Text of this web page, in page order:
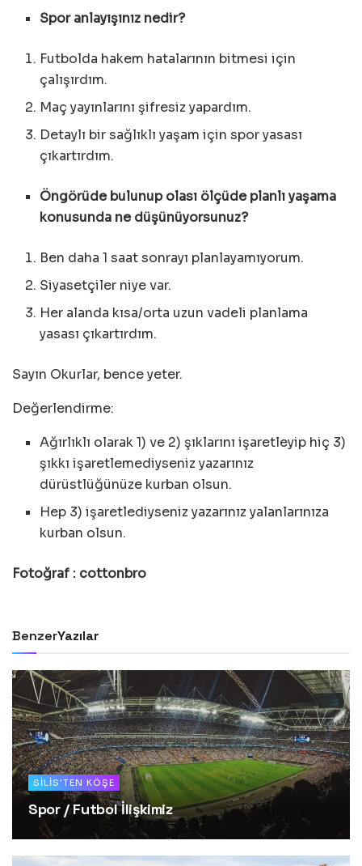
Spor anlayışınız nedir?
Futbolda hakem hatalarının bitmesi için
çalışırdım.
Maç yayınlarını şifresiz yapardım.
Detaylı bir sağlıklı yaşam için spor yasası
çıkartırdım.
Öngörüde bulunup olası ölçüde planlı yaşama
konusunda ne düşünüyorsunuz?
Ben daha 1 saat sonrayı planlayamıyorum.
Siyasetçiler niye var.
Her alanda kısa/orta uzun vadeli planlama
yasası çıkartırdım.
Sayın Okurlar, bence yeter.
Değerlendirme:
Ağırlıklı olarak 1) ve 2) şıklarını işaretleyip hiç 3)
şıkkı işaretlemediyseniz yazarınız
dürüstlüğünüze kurban olsun.
Hep 3) işaretlediyseniz yazarınız yalanlarınıza
kurban olsun.
Fotoğraf : cottonbro
BenzerYazılar
SILIS'TEN KÖŞE
Spor / Futbol İlişkimiz